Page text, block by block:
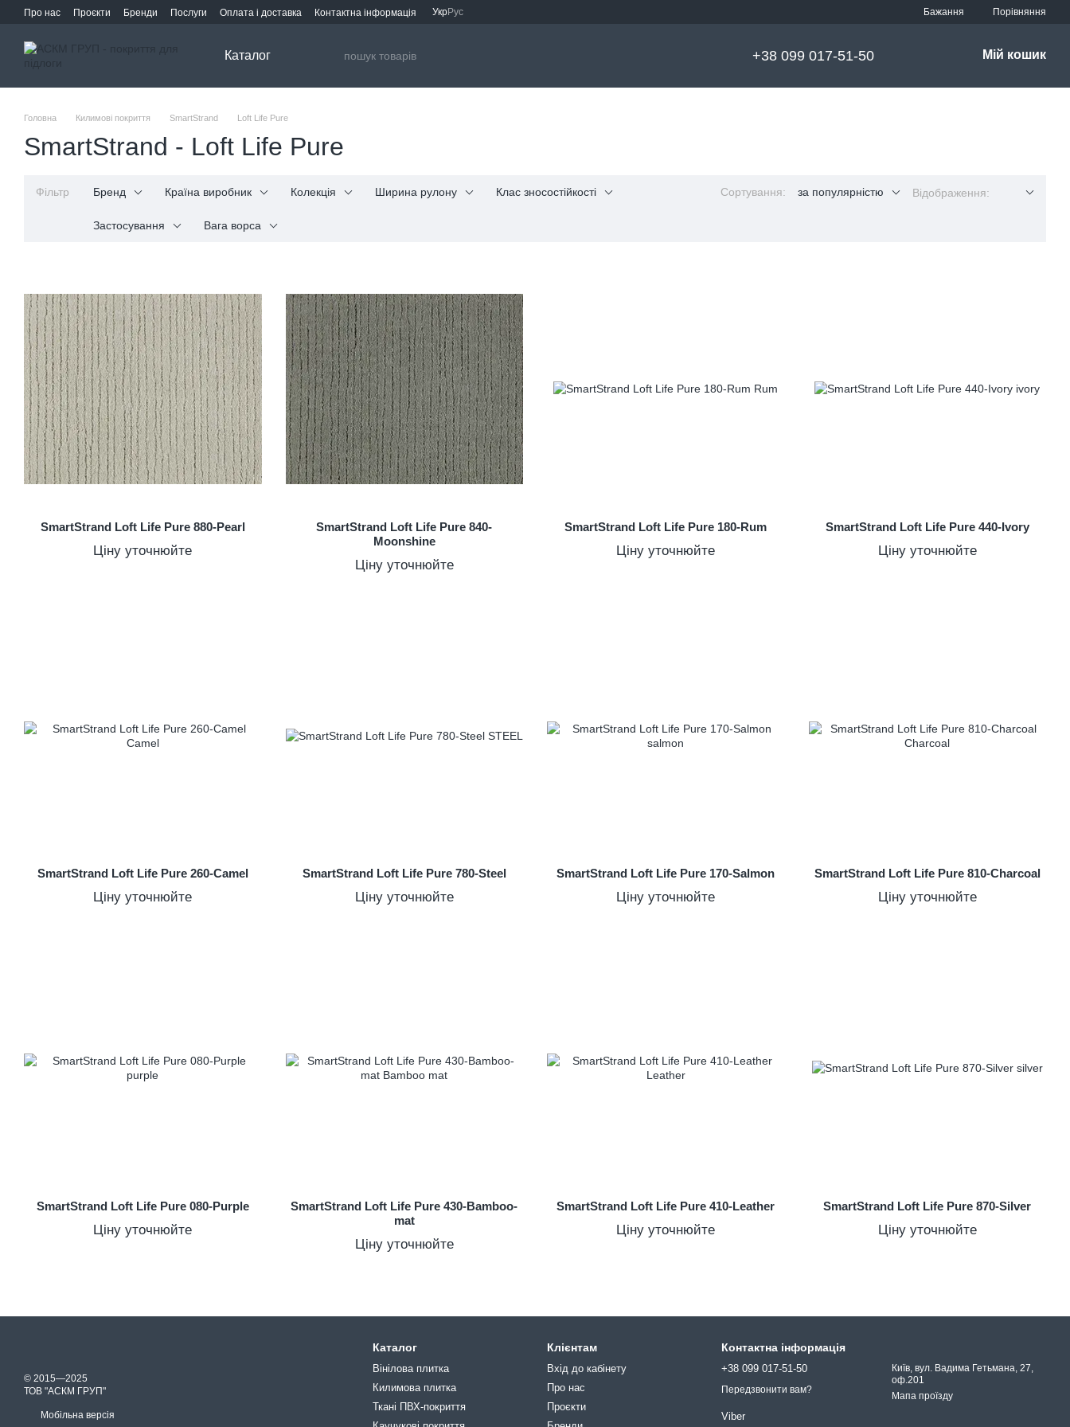
Перейти до основного контенту
Про нас Проєкти Бренди Послуги Оплата і доставка Контактна інформація УкрРус Бажання Порівняння
Каталог +38 099 017-51-50 Мій кошик
Головна Килимові покриття SmartStrand Loft Life Pure
SmartStrand - Loft Life Pure
Фільтр Бренд Країна виробник Колекція Ширина рулону Клас зносостійкості
Застосування Вага ворса
Сортування: за популярністю Відображення:
SmartStrand Loft Life Pure 880-Pearl
Ціну уточнюйте
SmartStrand Loft Life Pure 840-
Moonshine
Ціну уточнюйте
SmartStrand Loft Life Pure 180-Rum
Ціну уточнюйте
SmartStrand Loft Life Pure 440-Ivory
Ціну уточнюйте
SmartStrand Loft Life Pure 260-Camel
Ціну уточнюйте
SmartStrand Loft Life Pure 780-Steel
Ціну уточнюйте
SmartStrand Loft Life Pure 170-Salmon
Ціну уточнюйте
SmartStrand Loft Life Pure 810-Charcoal
Ціну уточнюйте
SmartStrand Loft Life Pure 080-Purple
Ціну уточнюйте
SmartStrand Loft Life Pure 430-Bamboo-
mat
Ціну уточнюйте
SmartStrand Loft Life Pure 410-Leather
Ціну уточнюйте
SmartStrand Loft Life Pure 870-Silver
Ціну уточнюйте
© 2015—2025
ТОВ "АСКМ ГРУП"
Мобільна версія
Каталог
Вінілова плитка
Килимова плитка
Ткані ПВХ-покриття
Клієнтам
Вхід до кабінету
Про нас
Проєкти
Контактна інформація
+38 099 017-51-50
Передзвонити вам?
Viber
Київ, вул. Вадима Гетьмана, 27,
оф.201
Мапа проїзду